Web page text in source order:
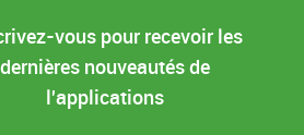
vous pour recevoir les
dernières nouveautés de
l'applications